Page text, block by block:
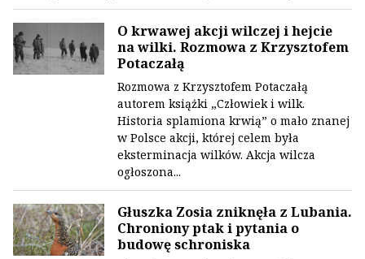
O krwawej akcji wilczej i hejcie
na wilki. Rozmowa z Krzysztofem
Potaczałą
Rozmowa z Krzysztofem Potaczałą
autorem książki „Człowiek i wilk.
Historia splamiona krwią” o mało znanej
w Polsce akcji, której celem była
eksterminacja wilków. Akcja wilcza
ogłoszona...
Głuszka Zosia zniknęła z Lubania.
Chroniony ptak i pytania o
budowę schroniska